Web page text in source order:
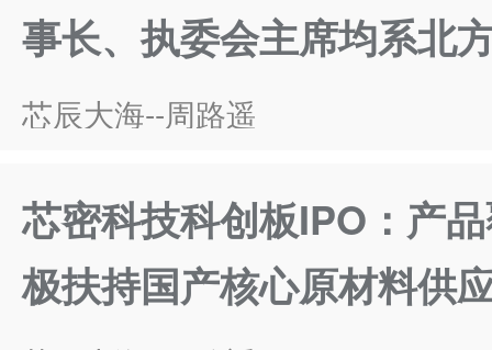
事长、执委会主席均系北
芯辰大海--周路遥
芯密科技科创板IPO：产
极扶持国产核心原材料供